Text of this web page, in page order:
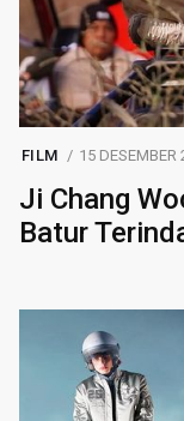
FILM 15 DESEMBER
Ji Chang
Batur